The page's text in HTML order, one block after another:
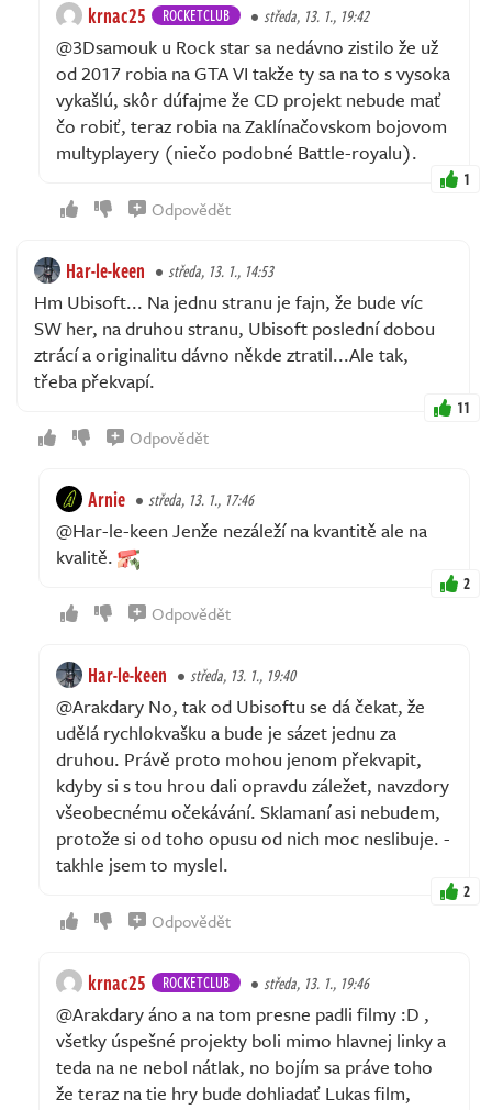
krnac25 ROCKETCLUB středa, 13. 1., 19:42
@3Dsamouk u Rock star sa nedávno zistilo že už
od 2017 robia na GTA VI takže ty sa na to s vysoka
vykašlú, skôr dúfajme že CD projekt nebude mať
čo robiť, teraz robia na Zaklínačovskom bojovom
multyplayery (niečo podobné Battle-royalu).
1
Odpovědět
Har-le-keen středa, 13. 1., 14:53
Hm Ubisoft... Na jednu stranu je fajn, že bude víc
SW her, na druhou stranu, Ubisoft poslední dobou
ztrácí a originalitu dávno někde ztratil...Ale tak,
třeba překvapí.
11
Odpovědět
Arnie středa, 13. 1., 17:46
@Har-le-keen Jenže nezáleží na kvantitě ale na
kvalitě.
2
Odpovědět
Har-le-keen středa, 13. 1., 19:40
@Arakdary No, tak od Ubisoftu se dá čekat, že
udělá rychlokvašku a bude je sázet jednu za
druhou. Právě proto mohou jenom překvapit,
kdyby si s tou hrou dali opravdu záležet, navzdory
všeobecnému očekávání. Sklamaní asi nebudem,
protože si od toho opusu od nich moc neslibuje. -
takhle jsem to myslel.
2
Odpovědět
krnac25 ROCKETCLUB středa, 13. 1., 19:46
@Arakdary áno a na tom presne padli filmy :D ,
všetky úspešné projekty boli mimo hlavnej linky a
teda na ne nebol nátlak, no bojím sa práve toho
že teraz na tie hry bude dohliadať Lukas film,